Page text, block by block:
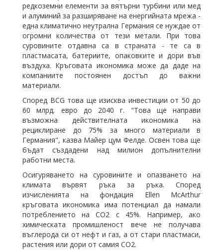
редкоземни елементи за вятърни турбини или мед
и алуминий за разширяване на енергийната мрежа -
една климатично неутрална Германия се нуждае от
огромни количества от тези метали. При това
суровините отдавна са в страната - те са в
пластмасата, батериите, опаковките и дори във
въздуха. Кръговата икономика може да даде на
компаниите постоянен достъп до важни
материали.
Според BCG това ще изисква инвестиции от 50 до
60млрд. евро до 2040 г. "Това ще направи
възможна действителната икономика на
рециклиране до 75% за много материали в
Германия", казва Майер цум Фелде. Освен това ще
бъдат създадени над милион допълнителни
работни места.
Осигуряването на суровините и опазването на
климата вървят ръка за ръка. Според
изчисленията на фондация Ellen McArthur
кръговата икономика има потенциал да намали
потреблението на CO2 с 45%. Например, ако
химическата промишленост вече не получава
въглерода си от нефт и газ, а от стари пластмаси,
растения или дори от самия CO2.